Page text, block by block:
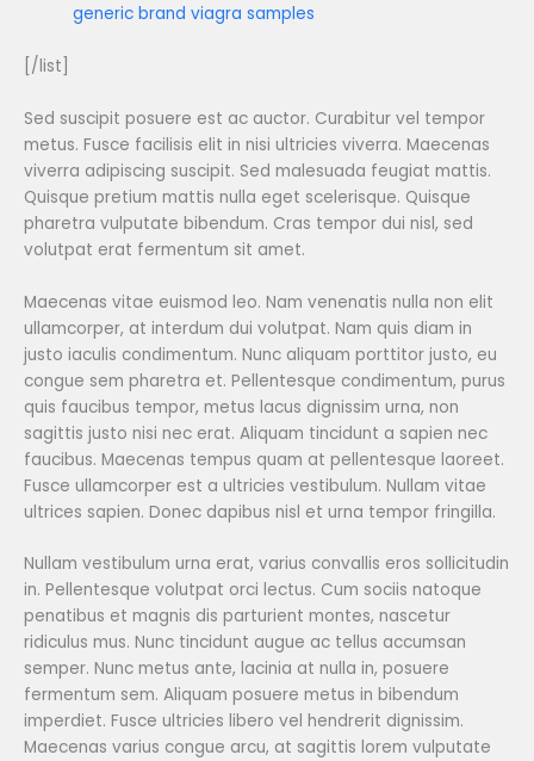
generic brand viagra samples
[/list]
Sed suscipit posuere est ac auctor. Curabitur vel tempor
metus. Fusce facilisis elit in nisi ultricies viverra. Maecenas
viverra adipiscing suscipit. Sed malesuada feugiat mattis.
Quisque pretium mattis nulla eget scelerisque. Quisque
pharetra vulputate bibendum. Cras tempor dui nisl, sed
volutpat erat fermentum sit amet.
Maecenas vitae euismod leo. Nam venenatis nulla non elit
ullamcorper, at interdum dui volutpat. Nam quis diam in
justo iaculis condimentum. Nunc aliquam porttitor justo, eu
congue sem pharetra et. Pellentesque condimentum, purus
quis faucibus tempor, metus lacus dignissim urna, non
sagittis justo nisi nec erat. Aliquam tincidunt a sapien nec
faucibus. Maecenas tempus quam at pellentesque laoreet.
Fusce ullamcorper est a ultricies vestibulum. Nullam vitae
ultrices sapien. Donec dapibus nisl et urna tempor fringilla.
Nullam vestibulum urna erat, varius convallis eros sollicitudin
in. Pellentesque volutpat orci lectus. Cum sociis natoque
penatibus et magnis dis parturient montes, nascetur
ridiculus mus. Nunc tincidunt augue ac tellus accumsan
semper. Nunc metus ante, lacinia at nulla in, posuere
fermentum sem. Aliquam posuere metus in bibendum
imperdiet. Fusce ultricies libero vel hendrerit dignissim.
Maecenas varius congue arcu, at sagittis lorem vulputate